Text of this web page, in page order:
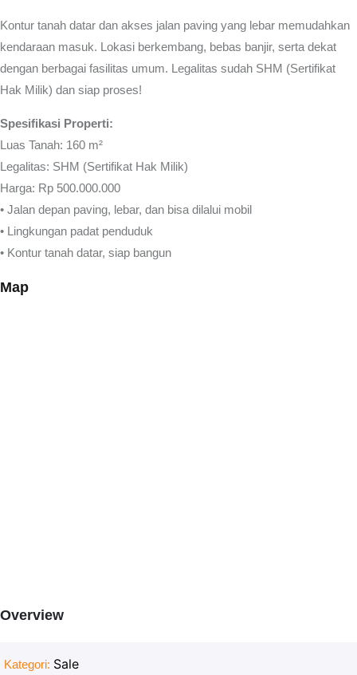
Kontur tanah datar dan akses jalan paving yang lebar memudahkan
kendaraan masuk. Lokasi berkembang, bebas banjir, serta dekat
dengan berbagai fasilitas umum. Legalitas sudah SHM (Sertifikat
Hak Milik) dan siap proses!
Spesifikasi Properti:
Luas Tanah: 160 m²
Legalitas: SHM (Sertifikat Hak Milik)
Harga: Rp 500.000.000
• Jalan depan paving, lebar, dan bisa dilalui mobil
• Lingkungan padat penduduk
• Kontur tanah datar, siap bangun
Map
Overview
Kategori: Sale